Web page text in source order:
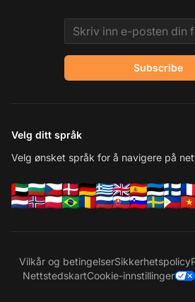
Email address
Subscribe
Velg ditt språk
Velg ønsket språk for å navigere på
Vilkår og betingelserSikkerhetspolicy
NettstedskartCookie-innstillinger